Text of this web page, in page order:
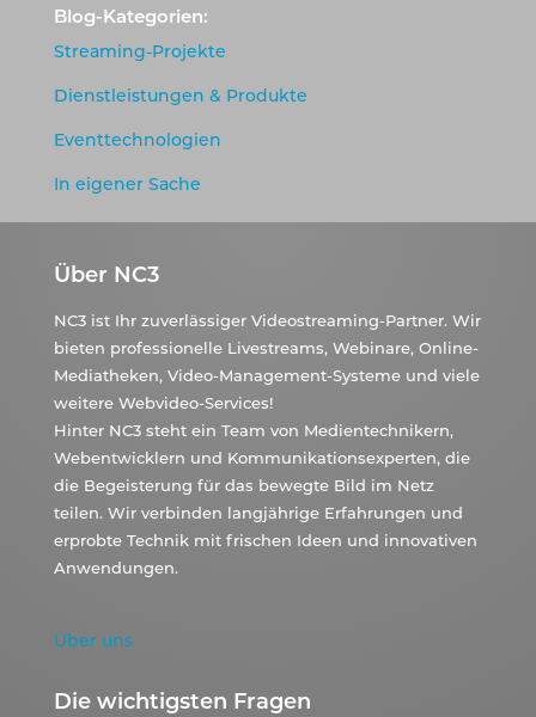
Blog-Kategorien:
Streaming-Projekte
Dienstleistungen & Produkte
Eventtechnologien
In eigener Sache
Über NC3
NC3 ist Ihr zuverlässiger Videostreaming-Partner. Wir
bieten professionelle Livestreams, Webinare, Online-
Mediatheken, Video-Management-Systeme und viele
weitere Webvideo-Services!
Hinter NC3 steht ein Team von Medientechnikern,
Webentwicklern und Kommunikationsexperten, die
die Begeisterung für das bewegte Bild im Netz
teilen. Wir verbinden langjährige Erfahrungen und
erprobte Technik mit frischen Ideen und innovativen
Anwendungen.
Über uns
Die wichtigsten Fragen